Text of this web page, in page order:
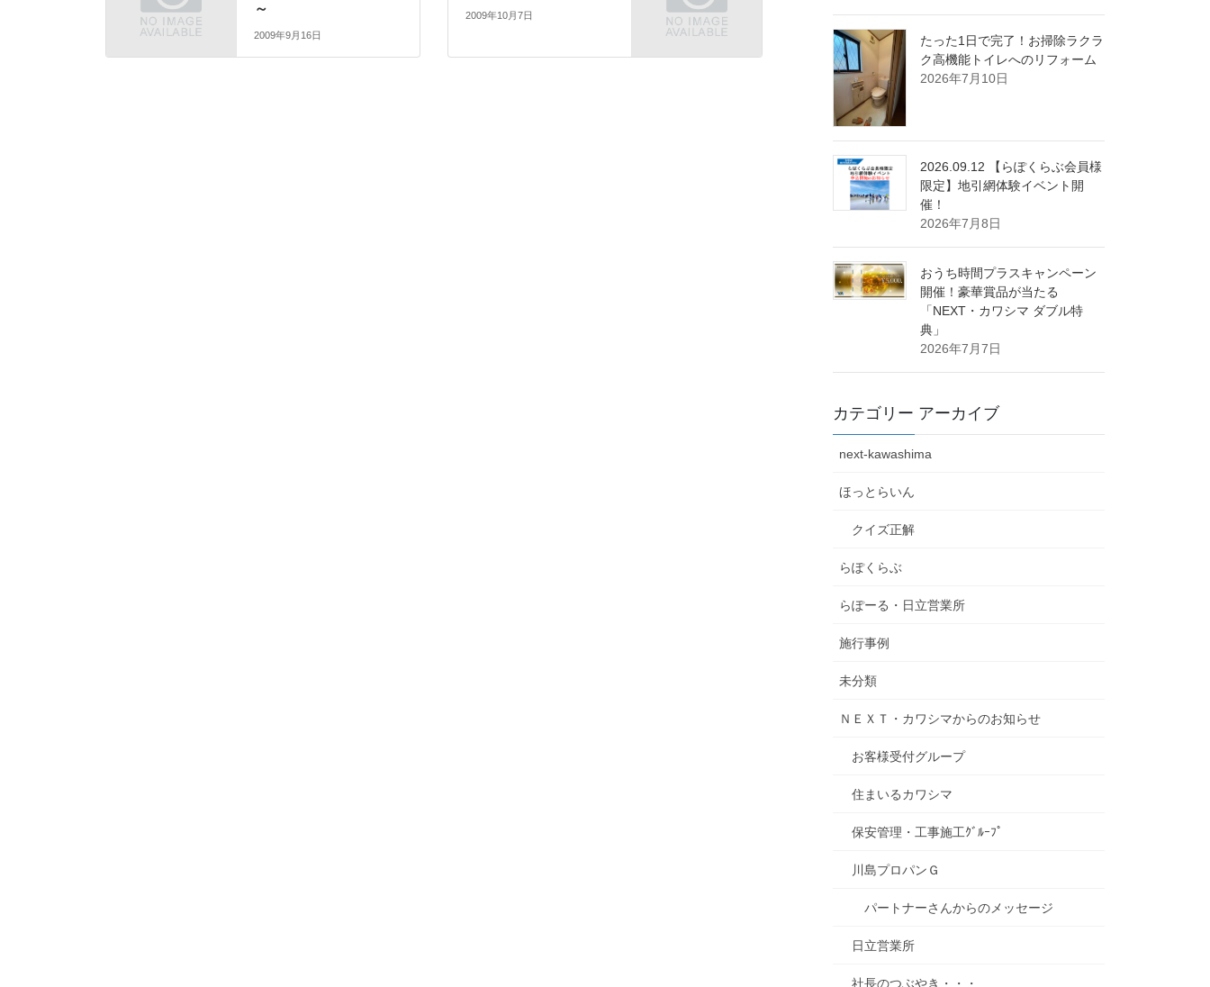
～
2009年9月16日
2009年10月7日
たった1日で完了！お掃除ラクラ
ク高機能トイレへのリフォーム
2026年7月10日
2026.09.12 【らぽくらぶ会員様
限定】地引網体験イベント開
催！
2026年7月8日
おうち時間プラスキャンペーン
開催！豪華賞品が当たる
「NEXT・カワシマ ダブル特
典」
2026年7月7日
カテゴリー アーカイブ
next-kawashima
ほっとらいん
クイズ正解
らぽくらぶ
らぽーる・日立営業所
施行事例
未分類
ＮＥＸＴ・カワシマからのお知らせ
お客様受付グループ
住まいるカワシマ
保安管理・工事施工ｸﾞﾙｰﾌﾟ
川島プロパンＧ
パートナーさんからのメッセージ
日立営業所
社長のつぶやき・・・